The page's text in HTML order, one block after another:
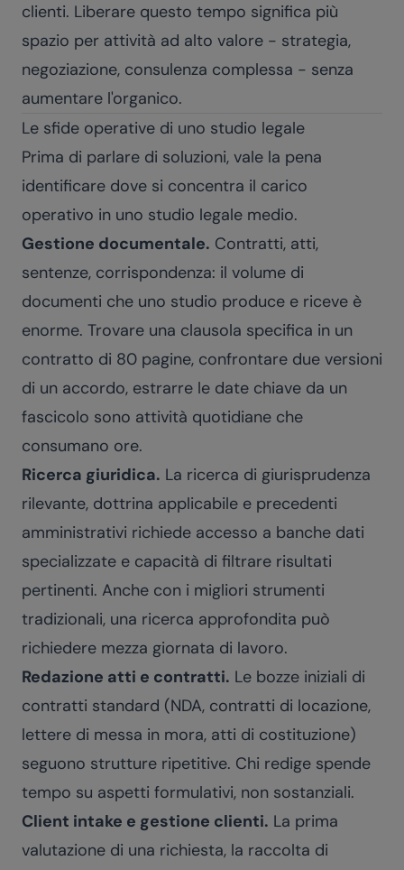
clienti. Liberare questo tempo significa più
spazio per attività ad alto valore - strategia,
negoziazione, consulenza complessa - senza
aumentare l'organico.
Le sfide operative di uno studio legale
Prima di parlare di soluzioni, vale la pena
identificare dove si concentra il carico
operativo in uno studio legale medio.
Gestione documentale. Contratti, atti,
sentenze, corrispondenza: il volume di
documenti che uno studio produce e riceve è
enorme. Trovare una clausola specifica in un
contratto di 80 pagine, confrontare due versioni
di un accordo, estrarre le date chiave da un
fascicolo sono attività quotidiane che
consumano ore.
Ricerca giuridica. La ricerca di giurisprudenza
rilevante, dottrina applicabile e precedenti
amministrativi richiede accesso a banche dati
specializzate e capacità di filtrare risultati
pertinenti. Anche con i migliori strumenti
tradizionali, una ricerca approfondita può
richiedere mezza giornata di lavoro.
Redazione atti e contratti. Le bozze iniziali di
contratti standard (NDA, contratti di locazione,
lettere di messa in mora, atti di costituzione)
seguono strutture ripetitive. Chi redige spende
tempo su aspetti formulativi, non sostanziali.
Client intake e gestione clienti. La prima
valutazione di una richiesta, la raccolta di